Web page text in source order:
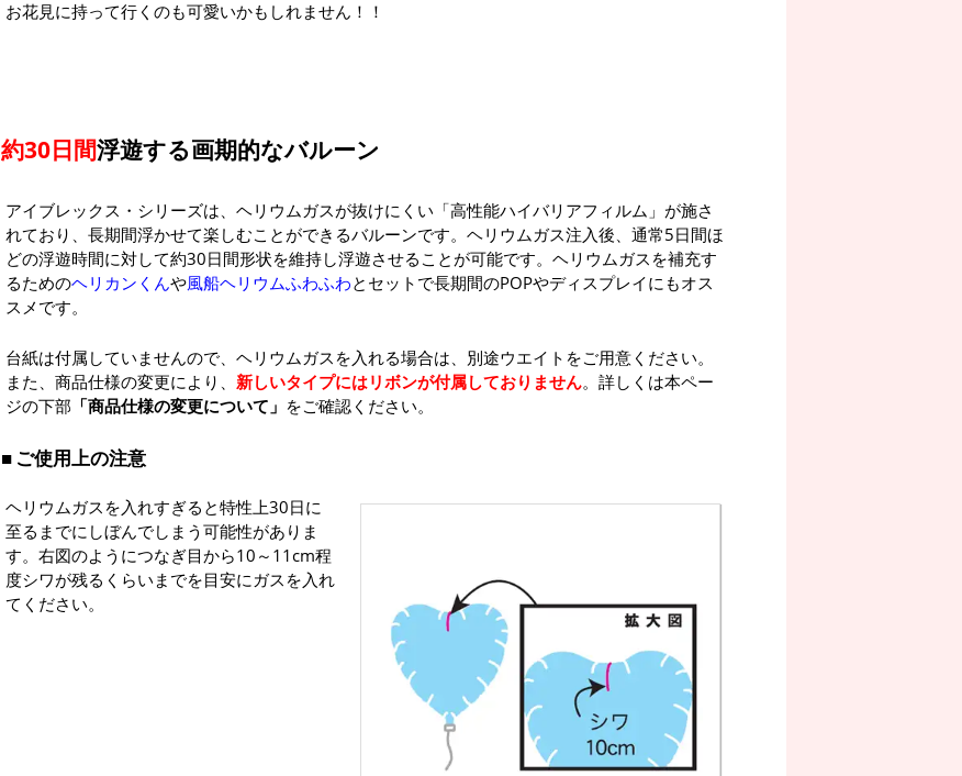
お花見に持って行くのも可愛いかもしれません！！
約30日間浮遊する画期的なバルーン
アイブレックス・シリーズは、ヘリウムガスが抜けにくい「高性能ハイバリアフィルム」が施さ
れており、長期間浮かせて楽しむことができるバルーンです。ヘリウムガス注入後、通常5日間ほ
どの浮遊時間に対して約30日間形状を維持し浮遊させることが可能です。ヘリウムガスを補充す
るためのヘリカンくんや風船ヘリウムふわふわとセットで長期間のPOPやディスプレイにもオス
スメです。
台紙は付属していませんので、ヘリウムガスを入れる場合は、別途ウエイトをご用意ください。
また、商品仕様の変更により、 新しいタイプにはリボンが付属しておりません。詳しくは本ペー
ジの下部 「商品仕様の変更について」 をご確認ください。
ご使用上の注意
ヘリウムガスを入れすぎると特性上30日に
至るまでにしぼんでしまう可能性がありま
す。右図のようにつなぎ目から10～11cm程
度シワが残るくらいまでを目安にガスを入れ
てください。